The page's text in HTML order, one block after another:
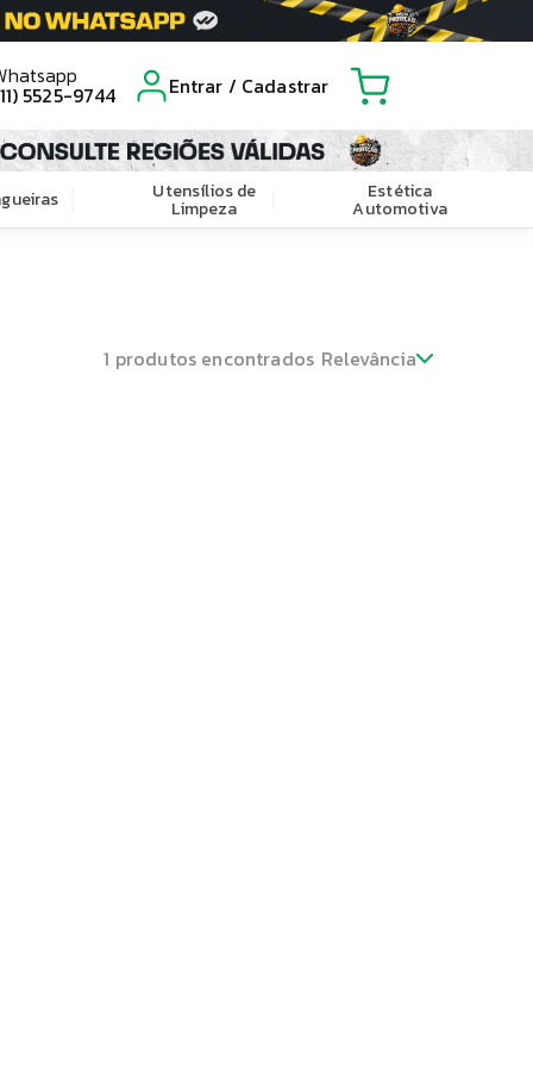
5525-9744 Entrar / Cadastrar
Utensílios de
Limpeza
Estética
Automotiva
1 produtos encontrados Relevância